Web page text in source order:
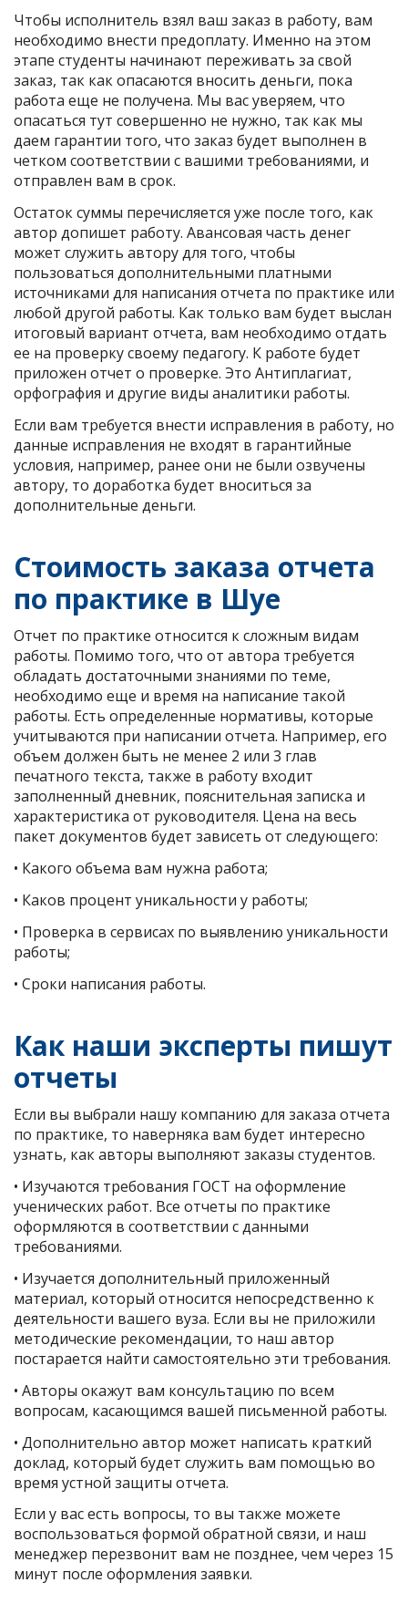
Чтобы исполнитель взял ваш заказ в работу, вам
необходимо внести предоплату. Именно на этом
этапе студенты начинают переживать за свой
заказ, так как опасаются вносить деньги, пока
работа еще не получена. Мы вас уверяем, что
опасаться тут совершенно не нужно, так как мы
даем гарантии того, что заказ будет выполнен в
четком соответствии с вашими требованиями, и
отправлен вам в срок.
Остаток суммы перечисляется уже после того, как
автор допишет работу. Авансовая часть денег
может служить автору для того, чтобы
пользоваться дополнительными платными
источниками для написания отчета по практике или
любой другой работы. Как только вам будет выслан
итоговый вариант отчета, вам необходимо отдать
ее на проверку своему педагогу. К работе будет
приложен отчет о проверке. Это Антиплагиат,
орфография и другие виды аналитики работы.
Если вам требуется внести исправления в работу, но
данные исправления не входят в гарантийные
условия, например, ранее они не были озвучены
автору, то доработка будет вноситься за
дополнительные деньги.
Стоимость заказа отчета
по практике в Шуе
Отчет по практике относится к сложным видам
работы. Помимо того, что от автора требуется
обладать достаточными знаниями по теме,
необходимо еще и время на написание такой
работы. Есть определенные нормативы, которые
учитываются при написании отчета. Например, его
объем должен быть не менее 2 или 3 глав
печатного текста, также в работу входит
заполненный дневник, пояснительная записка и
характеристика от руководителя. Цена на весь
пакет документов будет зависеть от следующего:
• Какого объема вам нужна работа;
• Каков процент уникальности у работы;
• Проверка в сервисах по выявлению уникальности
работы;
• Сроки написания работы.
Как наши эксперты пишут
отчеты
Если вы выбрали нашу компанию для заказа отчета
по практике, то наверняка вам будет интересно
узнать, как авторы выполняют заказы студентов.
• Изучаются требования ГОСТ на оформление
ученических работ. Все отчеты по практике
оформляются в соответствии с данными
требованиями.
• Изучается дополнительный приложенный
материал, который относится непосредственно к
деятельности вашего вуза. Если вы не приложили
методические рекомендации, то наш автор
постарается найти самостоятельно эти требования.
• Авторы окажут вам консультацию по всем
вопросам, касающимся вашей письменной работы.
• Дополнительно автор может написать краткий
доклад, который будет служить вам помощью во
время устной защиты отчета.
Если у вас есть вопросы, то вы также можете
воспользоваться формой обратной связи, и наш
менеджер перезвонит вам не позднее, чем через 15
минут после оформления заявки.